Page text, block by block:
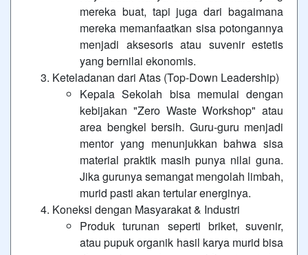
mereka buat, tapi juga dari bagaimana
mereka memanfaatkan sisa potongannya
menjadi aksesoris atau suvenir estetis
yang bernilai ekonomis.
Keteladanan dari Atas (Top-Down Leadership)
Kepala Sekolah bisa memulai dengan
kebijakan "Zero Waste Workshop" atau
area bengkel bersih. Guru-guru menjadi
mentor yang menunjukkan bahwa sisa
material praktik masih punya nilai guna.
Jika gurunya semangat mengolah limbah,
murid pasti akan tertular energinya.
Koneksi dengan Masyarakat & Industri
Produk turunan seperti briket, suvenir,
atau pupuk organik hasil karya murid bisa